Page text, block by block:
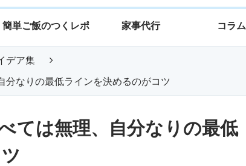
簡単ご飯のつくレポ 家事代行 コラム
デア集
りの最低ラインを決めるのがコツ
ては無理、自分なりの最低